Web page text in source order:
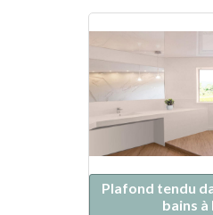
Plafond tendu
bains à